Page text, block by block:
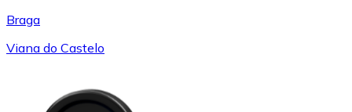
Braga
Viana do Castelo